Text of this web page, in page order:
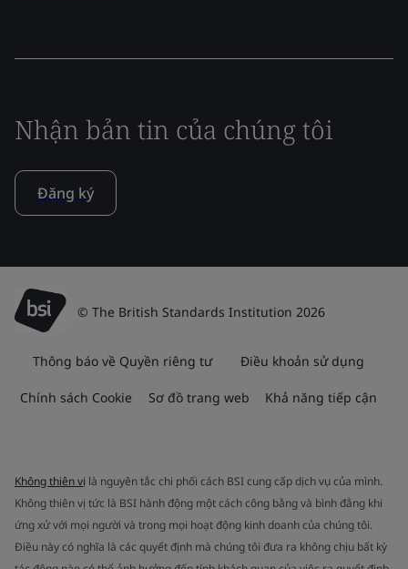
Nhận bản tin của chúng tôi
Đăng ký
© The British Standards Institution 2026
Thông báo về Quyền riêng tư Điều khoản sử dụng
Chính sách Cookie Sơ đồ trang web Khả năng tiếp cận
Không thiên vị là nguyên tắc chi phối cách BSI cung cấp dịch vụ của mình.
Không thiên vị tức là BSI hành động một cách công bằng và bình đẳng khi
ứng xử với mọi người và trong mọi hoạt động kinh doanh của chúng tôi.
Điều này có nghĩa là các quyết định mà chúng tôi đưa ra không chịu bất kỳ